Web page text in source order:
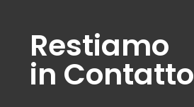
Restiamo
in Contatto